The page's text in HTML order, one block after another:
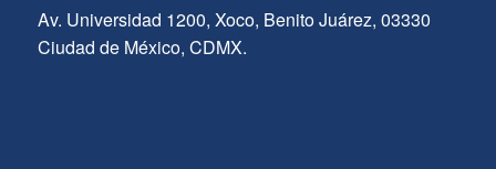
Av. Universidad 1200, Xoco, Benito Juárez, 03330
Ciudad de México, CDMX.